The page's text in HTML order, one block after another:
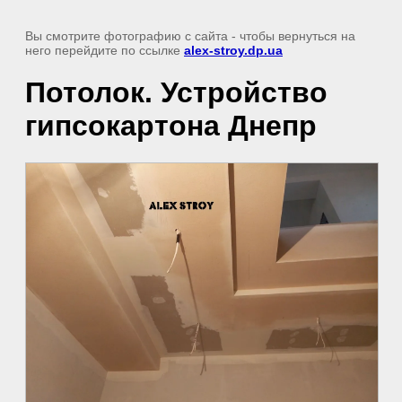
Вы смотрите фотографию с сайта - чтобы вернуться на
него перейдите по ссылке alex-stroy.dp.ua
Потолок. Устройство
гипсокартона Днепр